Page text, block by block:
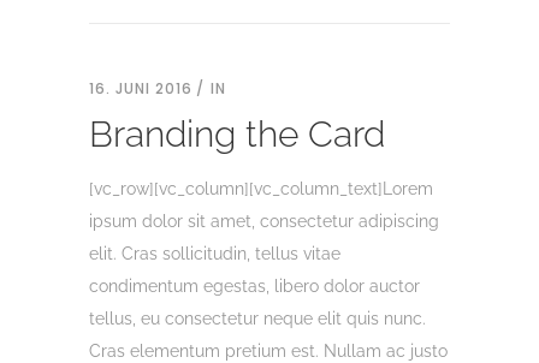
16. JUNI 2016 IN
Branding the Card
[vc_row][vc_column][vc_column_text]Lorem
ipsum dolor sit amet, consectetur adipiscing
elit. Cras sollicitudin, tellus vitae
condimentum egestas, libero dolor auctor
tellus, eu consectetur neque elit quis nunc.
Cras elementum pretium est. Nullam ac justo